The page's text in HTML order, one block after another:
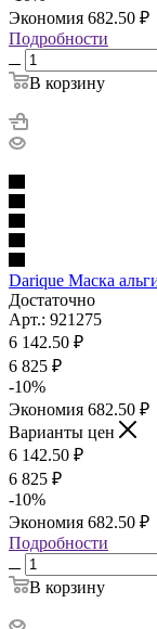
Экономия 682.50 ₽
Подробности
В корзину
Darique Маска
Достаточно
Арт.: 921275
6 142.50 ₽
6 825 ₽
-10%
Экономия 682.50 ₽
Варианты цен
6 142.50 ₽
6 825 ₽
-10%
Экономия 682.50 ₽
Подробности
В корзину